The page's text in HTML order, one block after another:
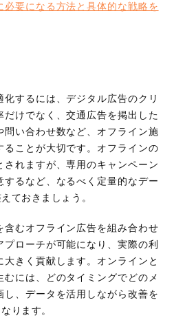
必要になる方法と具体的な戦略を
するには、デジタル広告のクリ
だけでなく、交通広告を掲出した
問い合わせ数など、オフライン施
ことが大切です。オフラインの
れますが、専用のキャンペーン
するなど、なるべく定量的なデー
ておきましょう。
むオフライン広告を組み合わせ
ローチが可能になり、実際の利
きく貢献します。オンラインと
には、どのタイミングでどのメ
、データを活用しながら改善を
ります。